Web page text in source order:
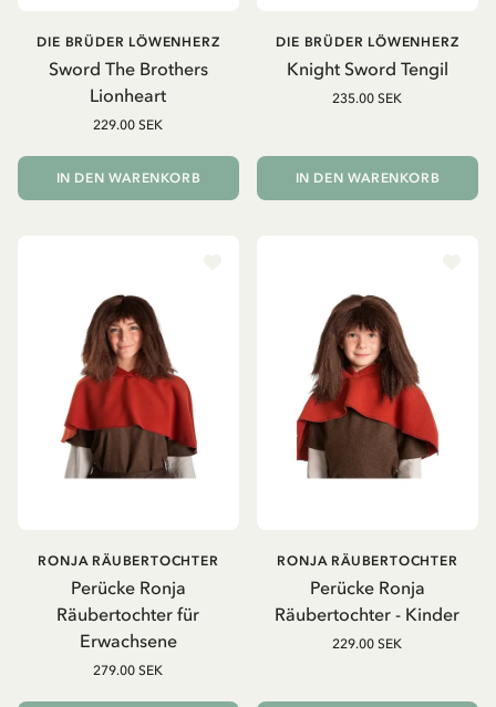
Sword The Brothers
Lionheart
DIE BRÜDER LÖWENHERZ
229.00 SEK
IN DEN WARENKORB
Knight Sword Tengil
DIE BRÜDER LÖWENHERZ
235.00 SEK
IN DEN WARENKORB
Perücke Ronja
Räubertochter für
Erwachsene
RONJA RÄUBERTOCHTER
279.00 SEK
Perücke Ronja
Räubertochter - Kinder
RONJA RÄUBERTOCHTER
229.00 SEK